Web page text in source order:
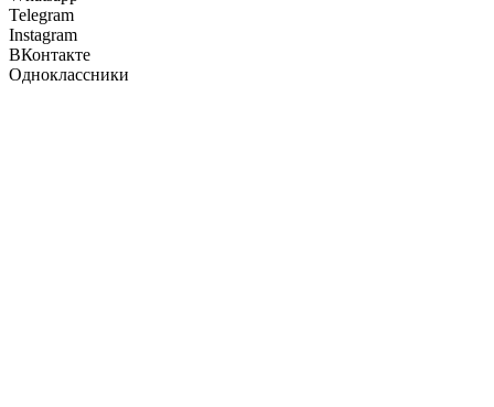
Telegram
Instagram
ВКонтакте
Одноклассники